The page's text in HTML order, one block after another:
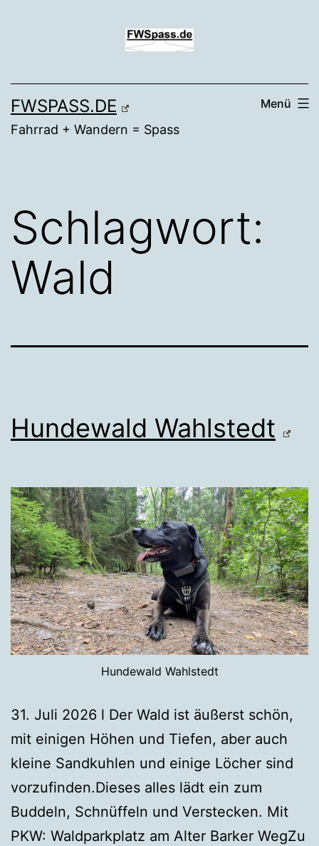
FWSPASS.DE
Fahrrad + Wandern = Spass
Menü
Schlagwort:
Wald
Hundewald Wahlstedt
Hundewald Wahlstedt
31. Juli 2026 l Der Wald ist äußerst schön,
mit einigen Höhen und Tiefen, aber auch
kleine Sandkuhlen und einige Löcher sind
vorzufinden.Dieses alles lädt ein zum
Buddeln, Schnüffeln und Verstecken. Mit
PKW: Waldparkplatz am Alter Barker WegZu